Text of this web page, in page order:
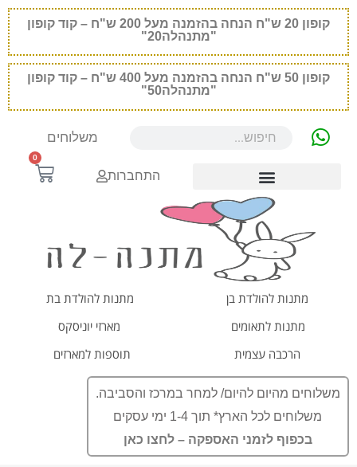
קופון 20
ש"ח הנחה בהזמנה מעל 200 ש"ח – קוד קופון
"מתנהלה20"
קופון 50
ש"ח הנחה בהזמנה מעל 400 ש"ח – קוד קופון
"מתנהלה50"
משלוחים
התחברות
0
מתנות להולדת בן
מתנות להולדת בת
מתנות לתאומים
מארזי יוניסקס
הרכבה עצמית
תוספות למארזים
משלוחים מהיום להיום/ למחר במרכז והסביבה.
משלוחים לכל הארץ* תוך 1-4 ימי עסקים
בכפוף לזמני האספקה – לחצו כאן